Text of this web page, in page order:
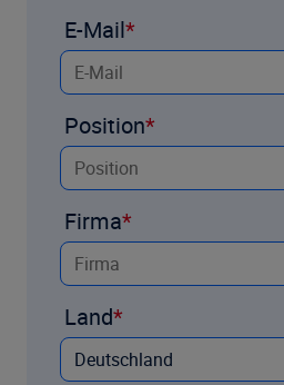
E-Mail
Position
Firma
Land